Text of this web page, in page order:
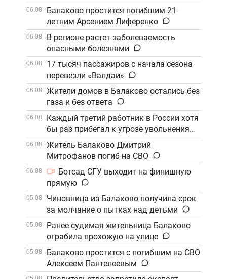
06.08
Балаково простится погибшим 21-
летним Арсением Лиференко
06.08
В регионе растет заболеваемость
опасными болезнями
06.08
17 тысяч пассажиров с начала сезона
перевезли «Валдаи»
06.08
Жители домов в Балаково остались без
газа и без ответа
06.08
Каждый третий работник в России хотя
бы раз прибегал к угрозе увольнения
06.08
Житель Балаково Дмитрий
Митрофанов погиб на СВО
06.08
Ботсад СГУ выходит на финишную
прямую
05.08
Чиновница из Балаково получила срок
за молчание о пытках над детьми
05.08
Ранее судимая жительница Балаково
ограбила прохожую на улице
05.08
Балаково простится с погибшим на СВО
Алексеем Пантелеевым